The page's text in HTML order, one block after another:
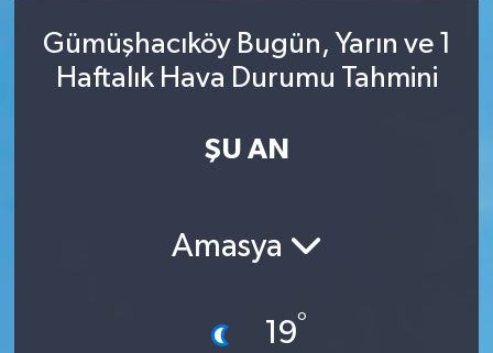
Gümüşhacıköy Bugün, Yarın ve 1
Haftalık Hava Durumu Tahmini
ŞU AN
Amasya
19°
Diğer
Tüm Manşetler